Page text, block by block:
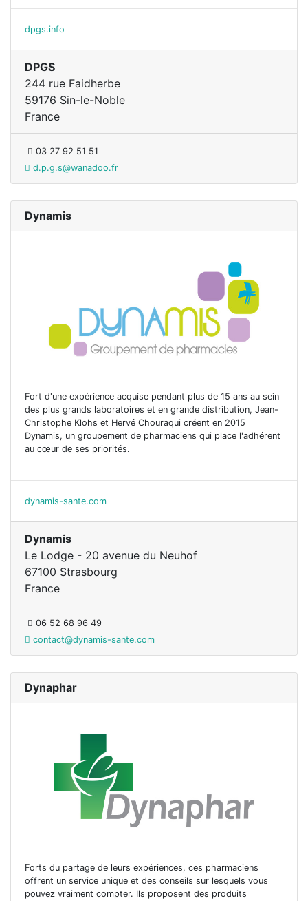
dpgs.info
DPGS
244 rue Faidherbe
59176 Sin-le-Noble
France
03 27 92 51 51
d.p.g.s@wanadoo.fr
Dynamis
Fort d'une expérience acquise pendant plus de 15 ans au sein
des plus grands laboratoires et en grande distribution, Jean-
Christophe Klohs et Hervé Chouraqui créent en 2015
Dynamis, un groupement de pharmaciens qui place l'adhérent
au cœur de ses priorités.
dynamis-sante.com
Dynamis
Le Lodge - 20 avenue du Neuhof
67100 Strasbourg
France
06 52 68 96 49
contact@dynamis-sante.com
Dynaphar
Forts du partage de leurs expériences, ces pharmaciens
offrent un service unique et des conseils sur lesquels vous
pouvez vraiment compter. Ils proposent des produits